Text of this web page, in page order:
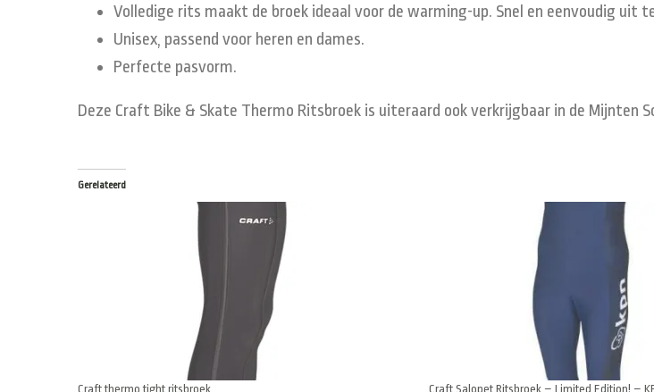
Volledige rits maakt de broek ideaal voor de warming-up. Snel en eenvoudig uit
Unisex, passend voor heren en dames.
Perfecte pasvorm.
Deze Craft Bike & Skate Thermo Ritsbroek is uiteraard ook verkrijgbaar in de Mijnten
Gerelateerd
Craft thermo tight ritsbroek
Craft Salopet Ritsbroek – Limited Edition! –